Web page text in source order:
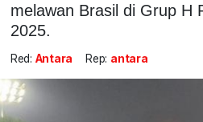
melawan Brasil di Grup H
2025.
Red: Antara Rep: antara